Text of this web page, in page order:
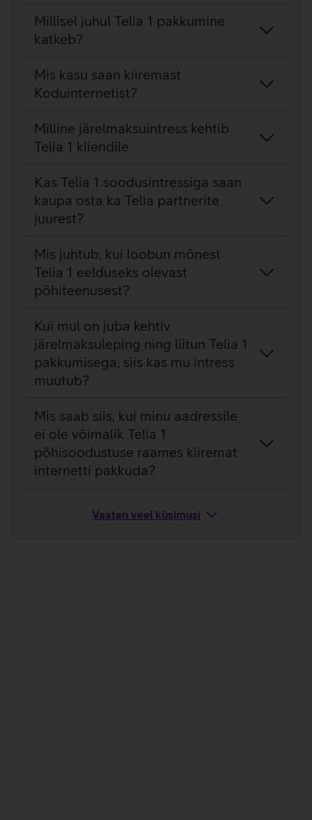
Millisel juhul Telia 1 pakkumine
katkeb?
Mis kasu saan kiiremast
Koduinternetist?
Milline järelmaksuintress kehtib
Telia 1 kliendile
Kas Telia 1 soodusintressiga saan
kaupa osta ka Telia partnerite
juurest?
Mis juhtub, kui loobun mõnest
Telia 1 eelduseks olevast
põhiteenusest?
Kui mul on juba kehtiv
järelmaksuleping ning liitun Telia 1
pakkumisega, siis kas mu intress
muutub?
Mis saab siis, kui minu aadressile
ei ole võimalik Telia 1
põhisoodustuse raames kiiremat
internetti pakkuda?
Vaatan veel küsimusi